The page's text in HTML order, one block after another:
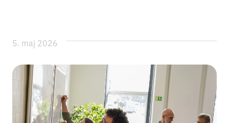
5. maj 2026